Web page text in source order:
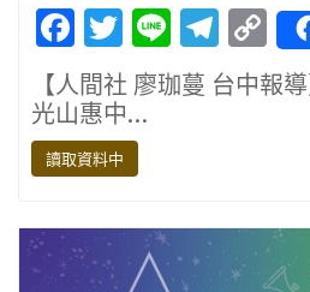
F
ac
e
b
o
o
k
T
w
it
te
r
Li
n
e
T
el
e
m
C
o
p
n
k
【人間社 廖珈蔓 台中報
光山惠中…
讀取資料中